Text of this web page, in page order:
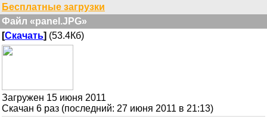
Бесплатные загрузки
Файл «panel.JPG»
[Скачать] (53.4Кб)
Загружен 15 июня 2011
Скачан 6 раз (последний: 27 июня 2011 в 21:13)